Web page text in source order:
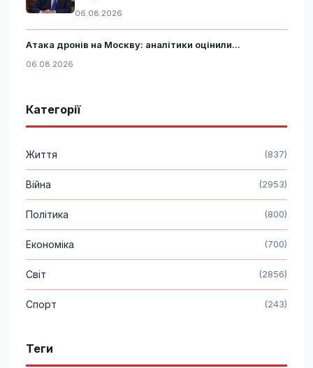
06.08.2026
Атака дронів на Москву: аналітики оцінили...
06.08.2026
Категорії
Життя (837)
Війна (2953)
Політика (800)
Економіка (700)
Світ (2856)
Спорт (243)
Теги